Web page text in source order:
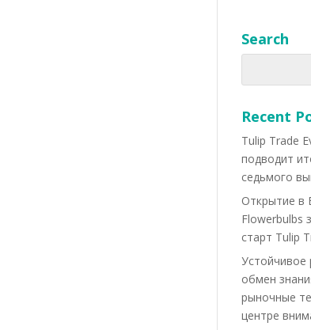
Search
Recent
Tulip Trade
подводит
седьмого
Открытие в
Flowerbulbs
старт Tulip
Устойчивое
обмен
рыночные
центре